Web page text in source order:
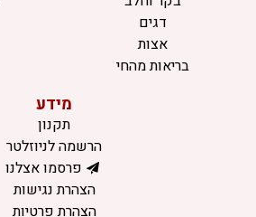
דגים
אצות
בריאות מהחי
מידע
תקנון
הרשמה לניוזלטר
פרסמו אצלנו
הצהרת נגישות
הצהרת פרטיות